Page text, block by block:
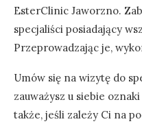
EsterClinic Jaworzno.
specjaliści posiadający
Przeprowadzając je,
Umów się na wizytę do
zauważysz u siebie
także, jeśli zależy Ci na